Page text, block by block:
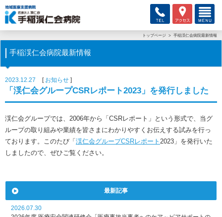
トップページ 手稲渓仁会病院最新情報
手稲渓仁会病院最新情報
2023.12.27 お知らせ
「渓仁会グループCSRレポート2023」を発行しました
渓仁会グループでは、2006年から「CSRレポート」という形式で、当グ
ループの取り組みや業績を皆さまにわかりやすくお伝えする試みを行っ
ております。このたび「 渓仁会グループCSRレポート 2023」を発行いた
しましたので、ぜひご覧ください。
最新記事
2026.07.30